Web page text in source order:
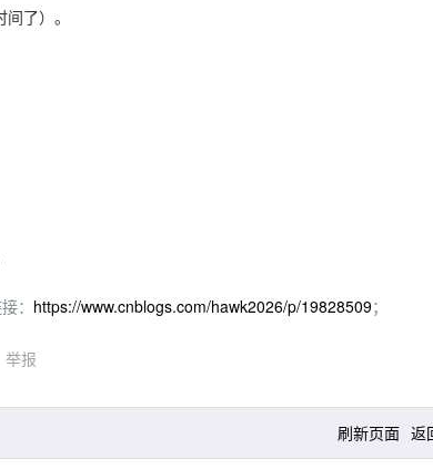
了）。
： https://www.cnblogs.com/hawk2026/p/19828509；
举报
刷新页面 返